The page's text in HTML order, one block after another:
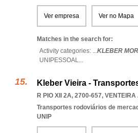
Ver empresa Ver no Mapa
Matches in the search for:
Activity categories: ...KLEBER
UNIPESSOAL...
Kleber Vieira -
R PIO XII 2A, 2700-657,
Transportes rodoviários de
UNIP